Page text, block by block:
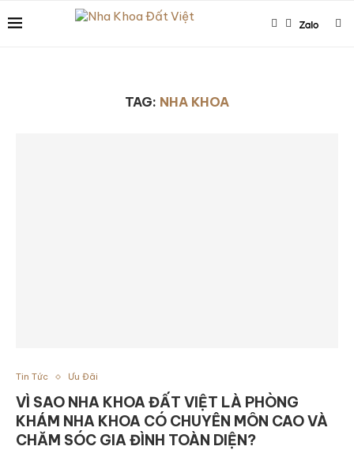
TAG: NHA KHOA
Tin Tức Ưu Đãi
VÌ SAO NHA KHOA ĐẤT VIỆT LÀ PHÒNG
KHÁM NHA KHOA CÓ CHUYÊN MÔN CAO VÀ
CHĂM SÓC GIA ĐÌNH TOÀN DIỆN?